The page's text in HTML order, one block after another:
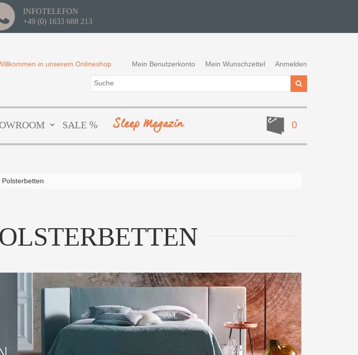
INFOTELEFON
+49 (0) 1633 688 213
Mein Benutzerkonto Mein Wunschzettel Anmelden
in unserem Onlineshop
0
SALE % Sleep Magazin
Polsterbetten